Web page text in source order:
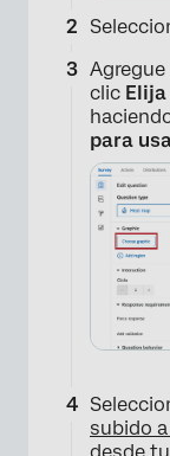
clic
para
subido